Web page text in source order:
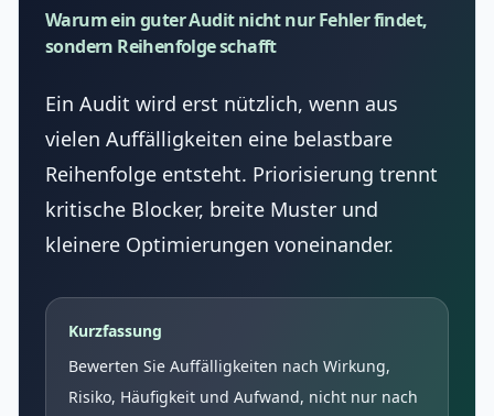
Warum ein guter Audit nicht nur Fehler findet,
sondern Reihenfolge schafft
Ein Audit wird erst nützlich, wenn aus
vielen Auffälligkeiten eine belastbare
Reihenfolge entsteht. Priorisierung trennt
kritische Blocker, breite Muster und
kleinere Optimierungen voneinander.
Kurzfassung
Bewerten Sie Auffälligkeiten nach Wirkung,
Risiko, Häufigkeit und Aufwand, nicht nur nach